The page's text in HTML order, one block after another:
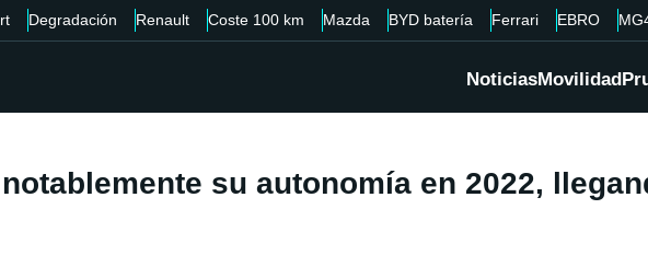
Degradación Renault Coste 100 km Mazda BYD batería Ferrari EBRO
NoticiasMovilidad
su autonomía en 2022,